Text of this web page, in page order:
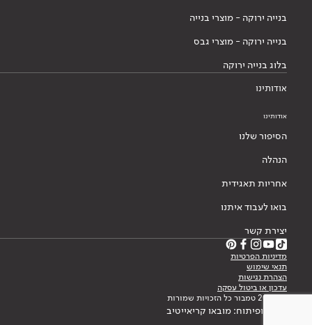
בנייה ירוקה - מוצרי בנייה
בנייה ירוקה - מוצרי גבס
בלוג בנייה ירוקה
אודותינו
אודותינו
הסיפור שלנו
הנהלה
אחריות תאגידית
בואו לעבוד איתנו
יצירת קשר
מדיניות הפרטיות
תנאי שימוש
הצהרת נגישות
עדכון או ביטול עסקה
© 2026 טמבור כל הזכויות שמורות
עיצוב ופיתוח: מובאו קריאייטיב